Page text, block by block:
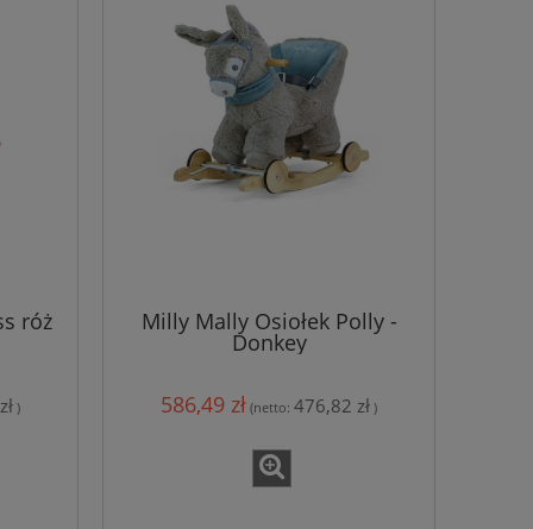
róż
)
Milly Mally Osiołek Polly -
Donkey
586,49 zł (netto: 476,82 zł )